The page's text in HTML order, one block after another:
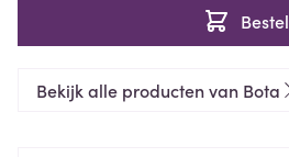
Bestel
Bekijk alle producten van Bota